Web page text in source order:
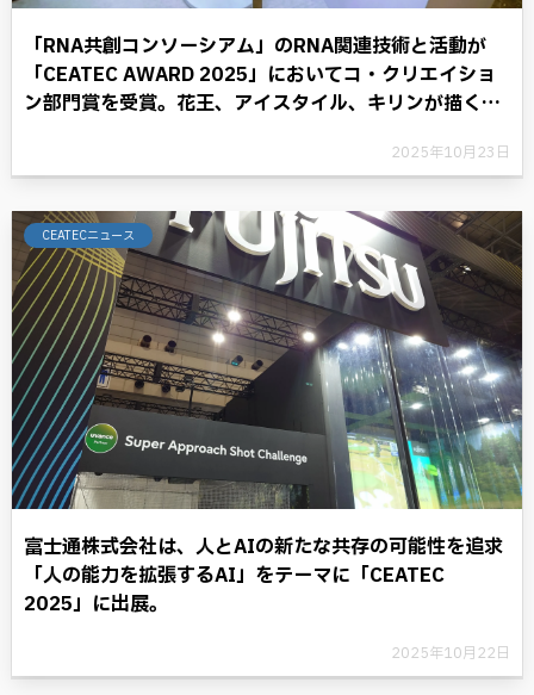
「RNA共創コンソーシアム」のRNA関連技術と活動が
「CEATEC AWARD 2025」においてコ・クリエイショ
ン部門賞を受賞。花王、アイスタイル、キリンが描く
2025年10月23日
CEATECニュース
富士通株式会社は、人とAIの新たな共存の可能性を追求
「人の能力を拡張するAI」をテーマに「CEATEC
2025」に出展。
2025年10月22日